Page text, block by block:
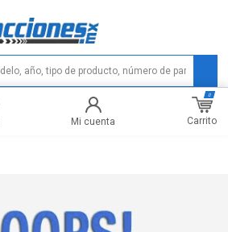
Mi cuenta Carrito
0